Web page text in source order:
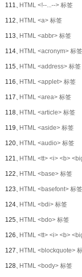
111、HTML <!--...--> 标签
112、HTML <a> 标签
113、HTML <abbr> 标签
114、HTML <acronym> 标签
115、HTML <address> 标签
116、HTML <applet> 标签
117、HTML <area> 标签
118、HTML <article> 标签
119、HTML <aside> 标签
120、HTML <audio> 标签
121、HTML <tt> <i> <b>
122、HTML <base> 标签
123、HTML <basefont> 标签
124、HTML <bdi> 标签
125、HTML <bdo> 标签
126、HTML <tt> <i> <b>
127、HTML <blockquote>
128、HTML <body> 标签